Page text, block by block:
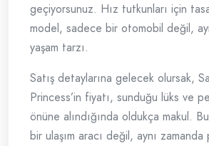
geçiyorsunuz. Hız tutkunları için
model, sadece bir otomobil değil,
yaşam tarzı.
Satış detaylarına gelecek olursak,
Princess’in fiyatı, sunduğu lüks ve
önüne alındığında oldukça makul.
bir ulaşım aracı değil, aynı